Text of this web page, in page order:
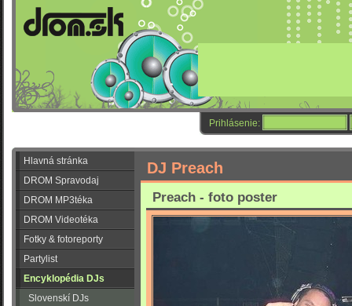
Prihlásenie:
Hlavná stránka
DROM Spravodaj
DROM MP3téka
DROM Videotéka
Fotky & fotoreporty
Partylist
Encyklopédia DJs
Slovenskí DJs
DJ Preach
Preach - foto poster